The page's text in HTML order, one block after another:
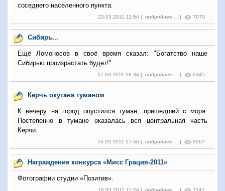
соседнего населенного пункта.
23.03.2011 11:54 | подробнее ... | 7070
Сибирь...
Ещё Ломоносов в своё время сказал: "Богатство наше
Сибирью произрастать будет!"
17.03.2011 18:34 | подробнее ... | 6345
Керчь окутана туманом
К вечеру на город опустился туман, пришедший с моря.
Постепенно в тумане оказалась вся центральная часть
Керчи.
16.03.2011 17:56 | подробнее ... | 9007
Награждение конкурса «Мисс Грация-2011»
Фотографии студии «Позитив».
16.03.2011 11:24 | подробнее ... | 7141